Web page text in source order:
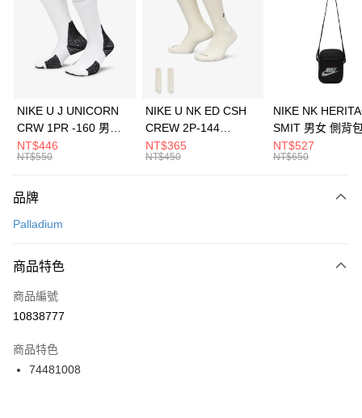
3 期 0 利率 每期 21家銀行
合作金庫商業銀行
第一商業銀行
華南商業銀行
彰化商業銀行
上海商業儲蓄銀行
元大商業銀行
台灣樂天信用卡公司
Apple Pay
全盈+PAY
AFTEE先享後付
【關於「AFTEE先享後付」】
便利好安心！
３．安心：先確認商品／服務後，再付款。
【「AFTEE先享後付」結帳流程】
１．於結帳方式選擇「AFTEE先享後付」後，將跳轉至「AFTEE先享後付」
２．訂單成立數日內，您將收到繳費通知簡訊。
３．收到繳費通知簡訊後14天內，點擊此簡訊中的連結，可透過四大超商／
ATM／網路銀行／等多元方式進行付款，方視為交易完成。
運送方式
每筆NT$100，滿NT$1,500(含以上)免運費
宅配
每筆NT$100，滿NT$1,500(含以上)免運費
NIKE U J UNICORN
CRW 1PR -160 男女
中統襪 FZ3393100
NT$446
NT$550
NIKE U NK ED CSH
CREW 2P-144
EMBRDY 男女 短統襪
FZ3073133
NT$365
NT$450
NIKE NK
SMIT 男女 側背
BA5871010
NT$527
NT$650
品牌
Palladium
商品特色
商品編號
10838777
商品特色
74481008